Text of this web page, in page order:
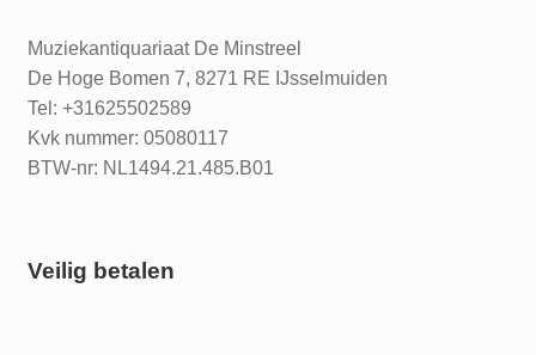
Muziekantiquariaat De Minstreel
De Hoge Bomen 7, 8271 RE IJsselmuiden
Tel: +31625502589
Kvk nummer: 05080117
BTW-nr: NL1494.21.485.B01
Veilig betalen